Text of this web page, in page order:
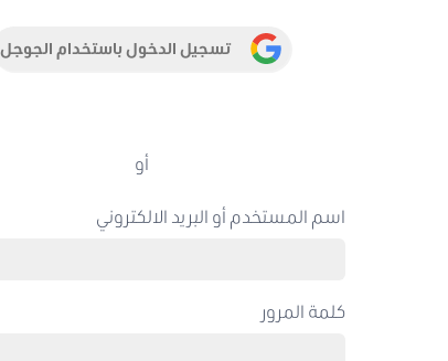
تسجيل الدخول باستخدام الجوجل
أو
اسم المستخدم أو البريد الالكتروني
كلمة المرور